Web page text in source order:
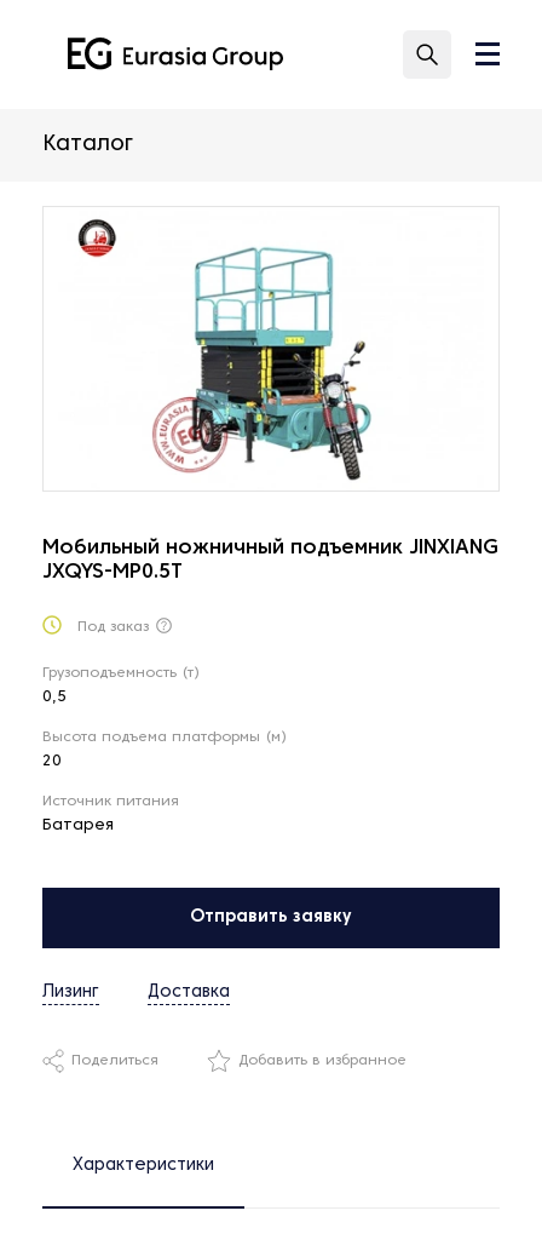
Каталог
Мобильный ножничный подъемник JINXIANG
JXQYS-MP0.5T
Под заказ
Грузоподъемность (т)
0,5
Высота подъема платформы (м)
20
Источник питания
Батарея
Отправить заявку
Лизинг Доставка
Поделиться Добавить в избранное
Характеристики